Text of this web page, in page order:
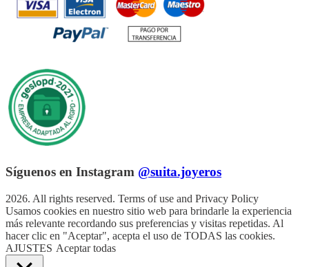
Síguenos en Instagram @suita.joyeros
2026. All rights reserved. Terms of use and Privacy Policy
Usamos cookies en nuestro sitio web para brindarle la experiencia
más relevante recordando sus preferencias y visitas repetidas. Al
hacer clic en "Aceptar", acepta el uso de TODAS las cookies.
AJUSTES Aceptar todas